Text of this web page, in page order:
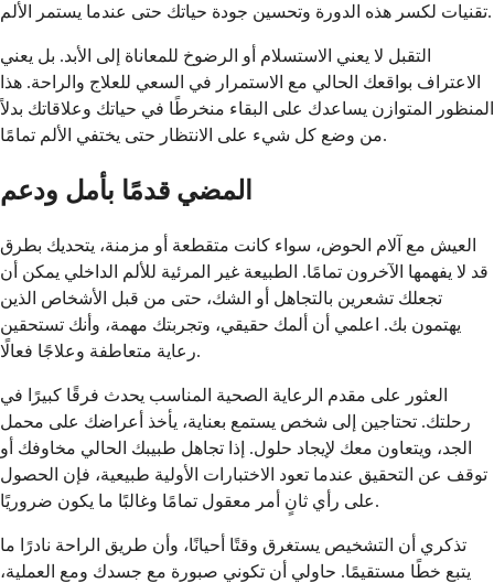
تقنيات لكسر هذه الدورة وتحسين جودة حياتك حتى عندما يستمر الألم.
التقبل لا يعني الاستسلام أو الرضوخ للمعاناة إلى الأبد. بل يعني
الاعتراف بواقعك الحالي مع الاستمرار في السعي للعلاج والراحة. هذا
المنظور المتوازن يساعدك على البقاء منخرطًا في حياتك وعلاقاتك بدلاً
من وضع كل شيء على الانتظار حتى يختفي الألم تمامًا.
المضي قدمًا بأمل ودعم
العيش مع آلام الحوض، سواء كانت متقطعة أو مزمنة، يتحديك بطرق
قد لا يفهمها الآخرون تمامًا. الطبيعة غير المرئية للألم الداخلي يمكن أن
تجعلك تشعرين بالتجاهل أو الشك، حتى من قبل الأشخاص الذين
يهتمون بك. اعلمي أن ألمك حقيقي، وتجربتك مهمة، وأنك تستحقين
رعاية متعاطفة وعلاجًا فعالًا.
العثور على مقدم الرعاية الصحية المناسب يحدث فرقًا كبيرًا في
رحلتك. تحتاجين إلى شخص يستمع بعناية، يأخذ أعراضك على محمل
الجد، ويتعاون معك لإيجاد حلول. إذا تجاهل طبيبك الحالي مخاوفك أو
توقف عن التحقيق عندما تعود الاختبارات الأولية طبيعية، فإن الحصول
على رأي ثانٍ أمر معقول تمامًا وغالبًا ما يكون ضروريًا.
تذكري أن التشخيص يستغرق وقتًا أحيانًا، وأن طريق الراحة نادرًا ما
يتبع خطًا مستقيمًا. حاولي أن تكوني صبورة مع جسدك ومع العملية،